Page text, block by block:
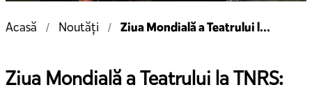
Acasă Noutăți Ziua Mondială a Teatrului l...
Ziua Mondială a Teatrului la TNRS: